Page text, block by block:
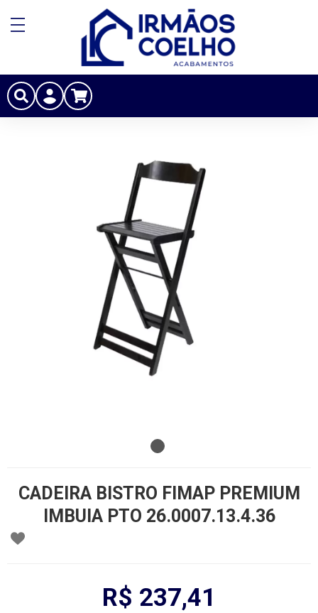
CADEIRA BISTRO FIMAP PREMIUM
IMBUIA PTO 26.0007.13.4.36
R$ 237,41